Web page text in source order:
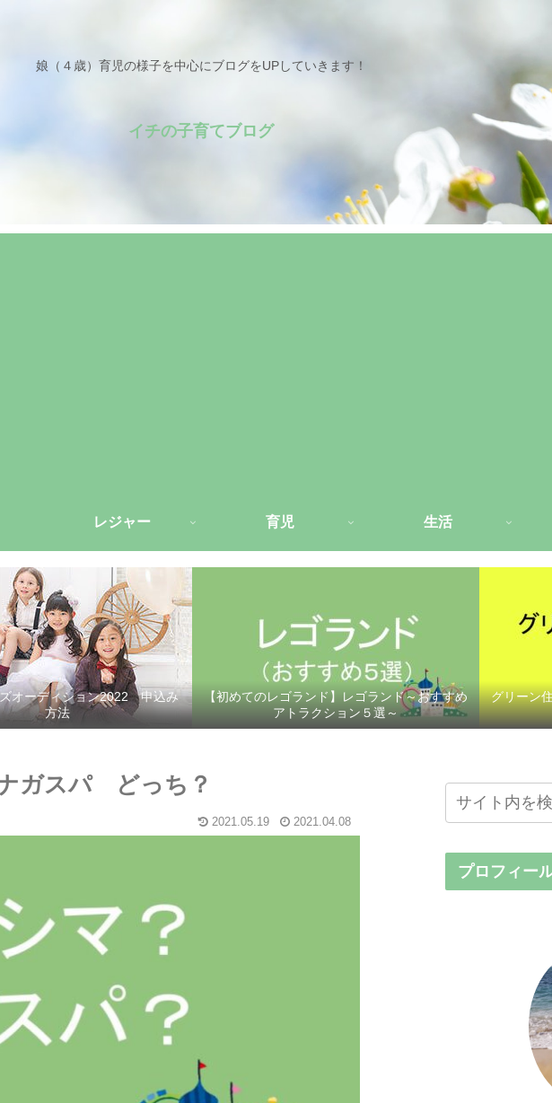
娘（４歳）育児の様子を中心にブログをUPしていきます！
イチの子育てブログ
レジャー 育児 生活
オーディション2022 申込み
方法
【初めてのレゴランド】レゴランド～おすすめ
アトラクション５選～
グリーン
ガスパ どっち？
2021.05.19 2021.04.08
プロフィー